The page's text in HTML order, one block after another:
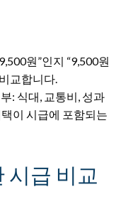
원”인지 “9,500원
교합니다.
: 식대, 교통비, 성과
이 시급에 포함되는
시급 비교